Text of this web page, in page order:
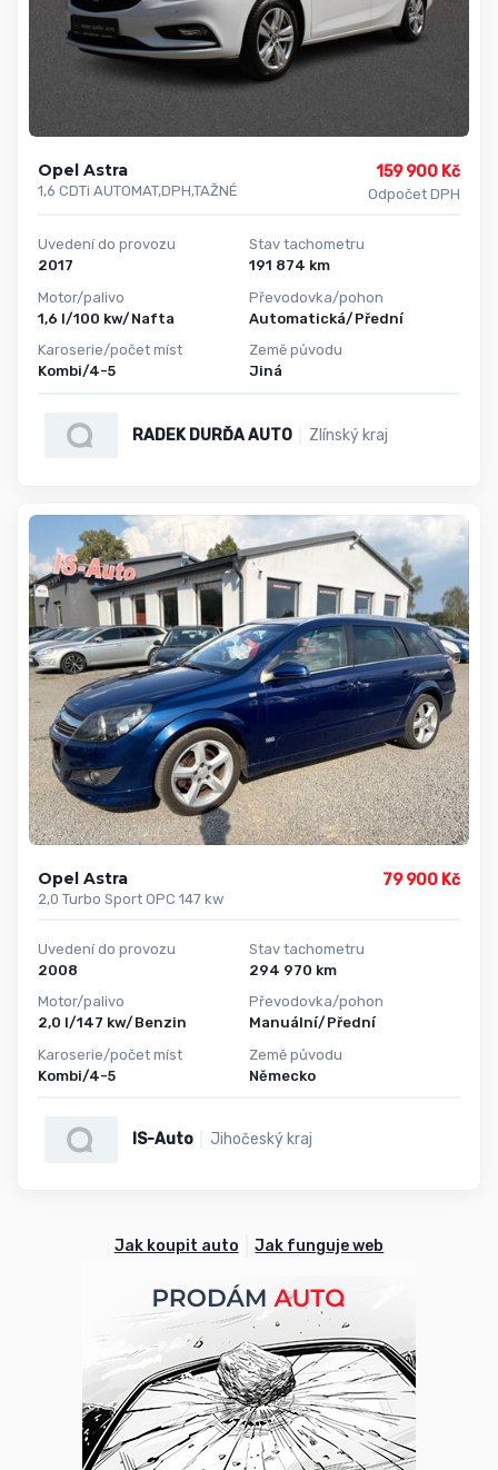
Opel Astra
1,6 CDTi AUTOMAT,DPH,TAŽNÉ
159 900 Kč
Odpočet DPH
Uvedení do provozu
2017
Motor/palivo
1,6 l/100 kw/Nafta
Karoserie/počet míst
Kombi/4-5
Stav tachometru
191 874 km
Převodovka/pohon
Automatická/Přední
Země původu
Jiná
RADEK DURĎA AUTO Zlínský kraj
Opel Astra
2,0 Turbo Sport OPC 147 kw
79 900 Kč
Uvedení do provozu
2008
Motor/palivo
2,0 l/147 kw/Benzin
Karoserie/počet míst
Kombi/4-5
Stav tachometru
294 970 km
Převodovka/pohon
Manuální/Přední
Země původu
Německo
IS-Auto Jihočeský kraj
Jak koupit auto Jak funguje web